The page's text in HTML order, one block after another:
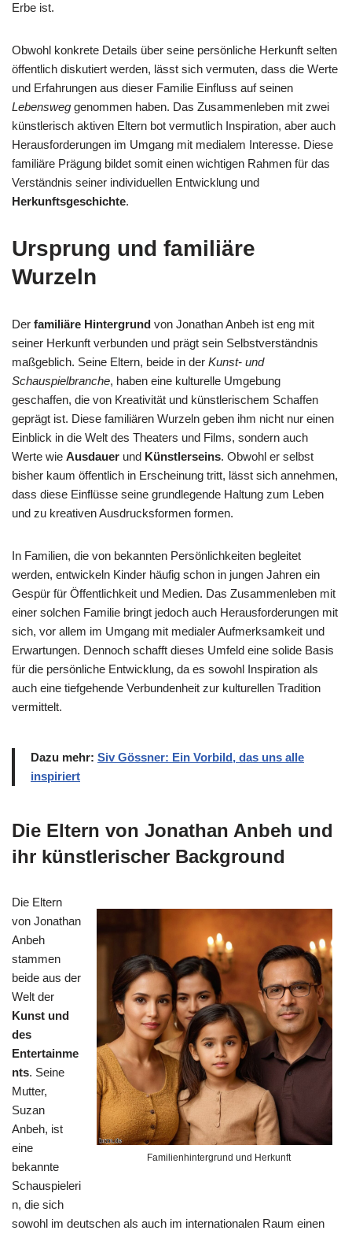
Erbe ist.
Obwohl konkrete Details über seine persönliche Herkunft selten
öffentlich diskutiert werden, lässt sich vermuten, dass die Werte
und Erfahrungen aus dieser Familie Einfluss auf seinen
Lebensweg genommen haben. Das Zusammenleben mit zwei
künstlerisch aktiven Eltern bot vermutlich Inspiration, aber auch
Herausforderungen im Umgang mit medialem Interesse. Diese
familiäre Prägung bildet somit einen wichtigen Rahmen für das
Verständnis seiner individuellen Entwicklung und
Herkunftsgeschichte.
Ursprung und familiäre
Wurzeln
Der familiäre Hintergrund von Jonathan Anbeh ist eng mit
seiner Herkunft verbunden und prägt sein Selbstverständnis
maßgeblich. Seine Eltern, beide in der Kunst- und
Schauspielbranche, haben eine kulturelle Umgebung
geschaffen, die von Kreativität und künstlerischem Schaffen
geprägt ist. Diese familiären Wurzeln geben ihm nicht nur einen
Einblick in die Welt des Theaters und Films, sondern auch
Werte wie Ausdauer und Künstlerseins. Obwohl er selbst
bisher kaum öffentlich in Erscheinung tritt, lässt sich annehmen,
dass diese Einflüsse seine grundlegende Haltung zum Leben
und zu kreativen Ausdrucksformen formen.
In Familien, die von bekannten Persönlichkeiten begleitet
werden, entwickeln Kinder häufig schon in jungen Jahren ein
Gespür für Öffentlichkeit und Medien. Das Zusammenleben mit
einer solchen Familie bringt jedoch auch Herausforderungen mit
sich, vor allem im Umgang mit medialer Aufmerksamkeit und
Erwartungen. Dennoch schafft dieses Umfeld eine solide Basis
für die persönliche Entwicklung, da es sowohl Inspiration als
auch eine tiefgehende Verbundenheit zur kulturellen Tradition
vermittelt.
Dazu mehr: Siv Gössner: Ein Vorbild, das uns alle
inspiriert
Die Eltern von Jonathan Anbeh und
ihr künstlerischer Background
Familienhintergrund und Herkunft
Die Eltern
von Jonathan
Anbeh
stammen
beide aus der
Welt der
Kunst und
des
Entertainme
nts. Seine
Mutter,
Suzan
Anbeh, ist
eine
bekannte
Schauspieleri
n, die sich
sowohl im deutschen als auch im internationalen Raum einen